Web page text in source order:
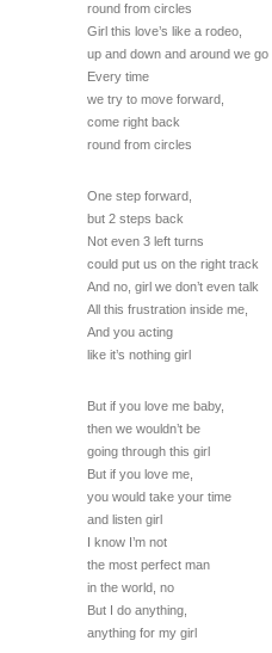
round from circles
Girl this love’s like a rodeo,
up and down and around we go
Every time
we try to move forward,
come right back
round from circles
One step forward,
but 2 steps back
Not even 3 left turns
could put us on the right track
And no, girl we don’t even talk
All this frustration inside me,
And you acting
like it’s nothing girl
But if you love me baby,
then we wouldn’t be
going through this girl
But if you love me,
you would take your time
and listen girl
I know I’m not
the most perfect man
in the world, no
But I do anything,
anything for my girl